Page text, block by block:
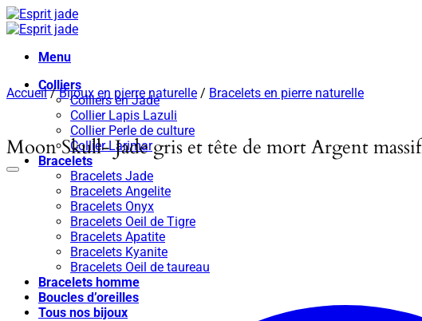
Passer
au
Menu
Colliers
Colliers en Jade
Collier Lapis Lazuli
Collier Perle de culture
Collier Larimar
Bracelets
Bracelets Jade
Bracelets Angelite
Bracelets Onyx
Bracelets Oeil de Tigre
Bracelets Apatite
Bracelets Kyanite
Bracelets Oeil de taureau
Bracelets homme
Boucles d’oreilles
Tous nos bijoux
Accueil / Bijoux en pierre naturelle / Bracelets en pierre naturelle
Moon Skull- Jade gris et tête de mort Argent massif